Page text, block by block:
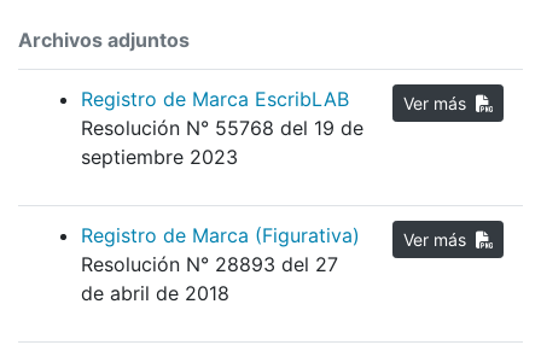
Archivos adjuntos
Registro de Marca EscribLAB
Resolución N° 55768 del 19 de
septiembre 2023
Registro de Marca (Figurativa)
Resolución N° 28893 del 27
de abril de 2018